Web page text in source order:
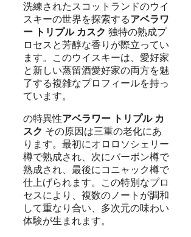
洗練されたスコットランドのウイ
スキーの世界を探索するアベラワ
ー トリプル カスク 独特の熟成プ
ロセスと芳醇な香りが際立ってい
ます。このウイスキーは、愛好家
と新しい蒸留酒愛好家の両方を魅
了する複雑なプロフィールを持っ
ています。
の特異性アベラワー トリプル カ
スク その原因は三重の老化にあ
ります。最初にオロロソシェリー
樽で熟成され、次にバーボン樽で
熟成され、最後にコニャック樽で
仕上げられます。この特別なプロ
セスにより、複数のノートが調和
して重なり合い、多次元の味わい
体験が生まれます。